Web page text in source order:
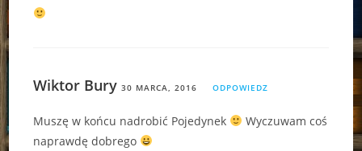
Wiktor Bury 30 MARCA, 2016 ODPOWIEDZ
Muszę w końcu nadrobić Pojedynek
Wyczuwam coś
naprawdę dobrego